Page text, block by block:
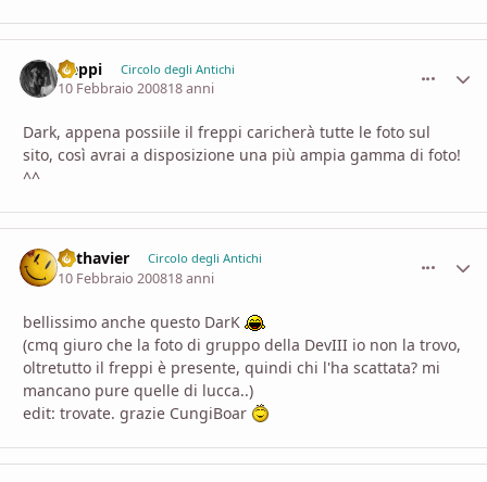
freppi Circolo degli Antichi
10 Febbraio 200818 anni
Dark, appena possiile il freppi caricherà tutte le foto sul
sito, così avrai a disposizione una più ampia gamma di foto!
^^
Lothavier Circolo degli Antichi
10 Febbraio 200818 anni
bellissimo anche questo DarK
(cmq giuro che la foto di gruppo della DevIII io non la trovo,
oltretutto il freppi è presente, quindi chi l'ha scattata? mi
mancano pure quelle di lucca..)
edit: trovate. grazie CungiBoar